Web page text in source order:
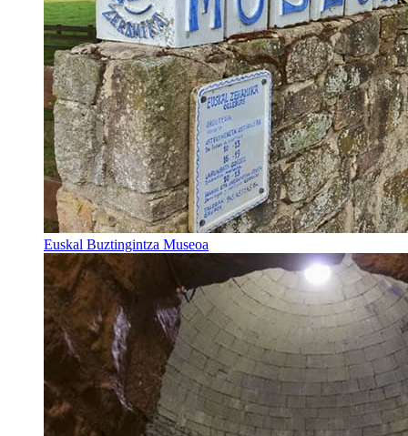
Euskal Buztingintza Museoa